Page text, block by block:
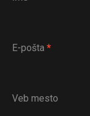
E-pošta *
Veb mesto